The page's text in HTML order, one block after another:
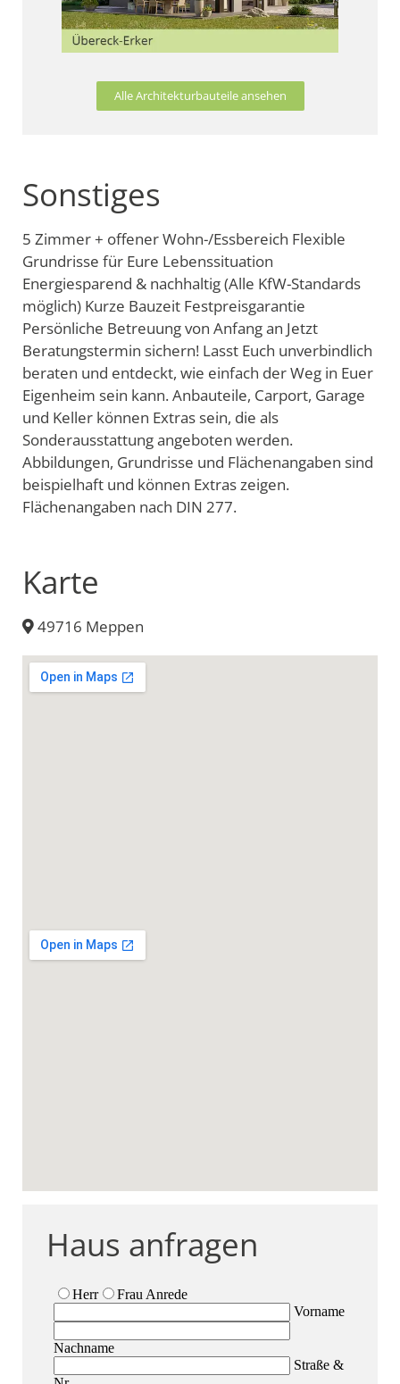
Alle Architekturbauteile ansehen
Sonstiges
5 Zimmer + offener Wohn-/Essbereich Flexible
Grundrisse für Eure Lebenssituation
Energiesparend & nachhaltig (Alle KfW-Standards
möglich) Kurze Bauzeit Festpreisgarantie
Persönliche Betreuung von Anfang an Jetzt
Beratungstermin sichern! Lasst Euch unverbindlich
beraten und entdeckt, wie einfach der Weg in Euer
Eigenheim sein kann. Anbauteile, Carport, Garage
und Keller können Extras sein, die als
Sonderausstattung angeboten werden.
Abbildungen, Grundrisse und Flächenangaben sind
beispielhaft und können Extras zeigen.
Flächenangaben nach DIN 277.
Karte
49716 Meppen
Haus anfragen